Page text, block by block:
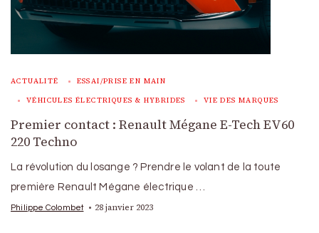
ACTUALITÉ ESSAI/PRISE EN MAIN
VÉHICULES ÉLECTRIQUES & HYBRIDES VIE DES MARQUES
Premier contact : Renault Mégane E-Tech EV60
220 Techno
La révolution du losange ? Prendre le volant de la toute
première Renault Mégane électrique …
Philippe Colombet 28 janvier 2023